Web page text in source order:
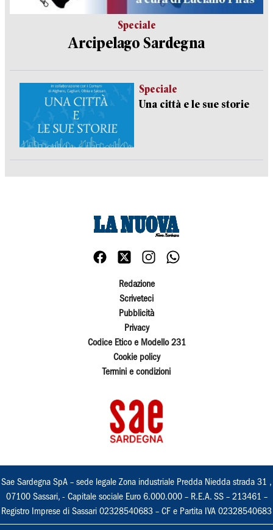
Speciale
Arcipelago Sardegna
Speciale
Una città e le sue storie
Redazione
Scriveteci
Pubblicità
Privacy
Codice Etico e Modello 231
Cookie policy
Termini e condizioni
Sae Sardegna SpA – sede legale Zona industriale Predda Niedda strada 31 ,
07100 Sassari, - Capitale sociale Euro 6.000.000 – R.E.A. SS – 213461 –
Registro Imprese di Sassari 02328540683 – CF e Partita IVA 02328540683